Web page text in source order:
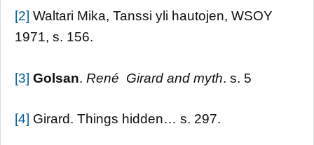
[2] Waltari Mika, Tanssi yli hautojen, WSOY
1971, s. 156.
[3] Golsan. René Girard and myth. s. 5
[4] Girard. Things hidden… s. 297.